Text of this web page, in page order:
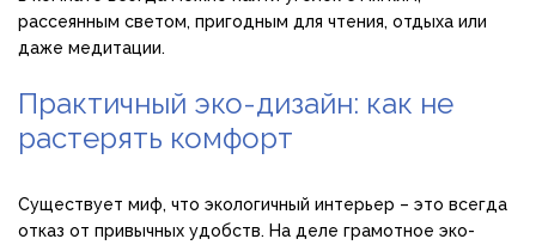
рассеянным светом, пригодным для чтения, отдыха или
даже медитации.
Практичный эко-дизайн: как не
растерять комфорт
Существует миф, что экологичный интерьер – это всегда
отказ от привычных удобств. На деле грамотное эко-